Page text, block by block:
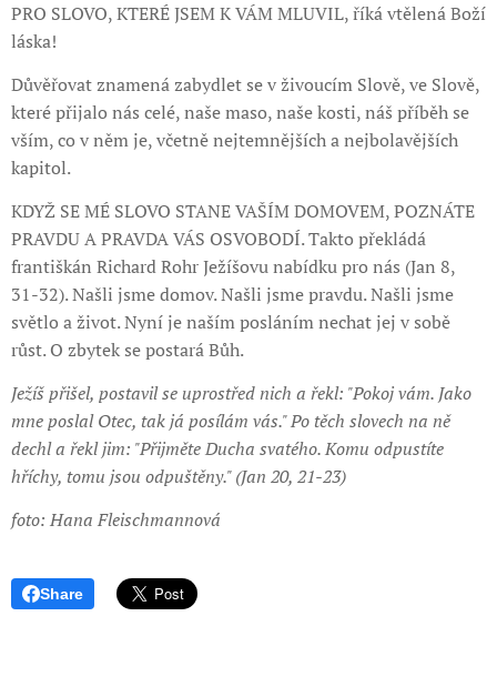
PRO SLOVO, KTERÉ JSEM K VÁM MLUVIL, říká vtělená Boží
láska!
Důvěřovat znamená zabydlet se v živoucím Slově, ve Slově,
které přijalo nás celé, naše maso, naše kosti, náš příběh se
vším, co v něm je, včetně nejtemnějších a nejbolavějších
kapitol.
KDYŽ SE MÉ SLOVO STANE VAŠÍM DOMOVEM, POZNÁTE
PRAVDU A PRAVDA VÁS OSVOBODÍ. Takto překládá
františkán Richard Rohr Ježíšovu nabídku pro nás (Jan 8,
31-32). Našli jsme domov. Našli jsme pravdu. Našli jsme
světlo a život. Nyní je naším posláním nechat jej v sobě
růst. O zbytek se postará Bůh.
Ježíš přišel, postavil se uprostřed nich a řekl: "Pokoj vám. Jako
mne poslal Otec, tak já posílám vás." Po těch slovech na ně
dechl a řekl jim: "Přijměte Ducha svatého. Komu odpustíte
hříchy, tomu jsou odpuštěny." (Jan 20, 21-23)
foto: Hana Fleischmannová
Share